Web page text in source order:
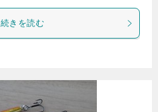
続きを読む